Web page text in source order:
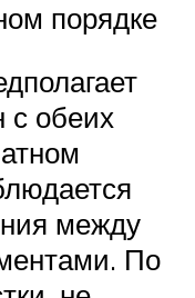
порядке
с обеих
между
По